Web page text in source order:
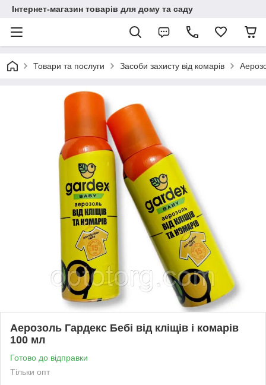
Інтернет-магазин товарів для дому та саду
Товари та послуги Засоби захисту від комарів
Аерозоль Гардекс Бебі від кліщів і комарів
100 мл
Готово до відправки
Тільки опт